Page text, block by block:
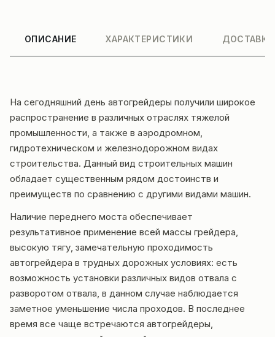
ОПИСАНИЕ ХАРАКТЕРИСТИКИ
На сегодняшний день автогрейдеры получили широкое
распространение в различных отраслях тяжелой
промышленности, а также в аэродромном,
гидротехническом и железнодорожном видах
строительства. Данный вид строительных машин
обладает существенным рядом достоинств и
преимуществ по сравнению с другими видами машин.
Наличие переднего моста обеспечивает
результативное применение всей массы грейдера,
высокую тягу, замечательную проходимость
автогрейдера в трудных дорожных условиях: есть
возможность установки различных видов отвала с
разворотом отвала, в данном случае наблюдается
заметное уменьшение числа проходов. В последнее
время все чаще встречаются автогрейдеры,